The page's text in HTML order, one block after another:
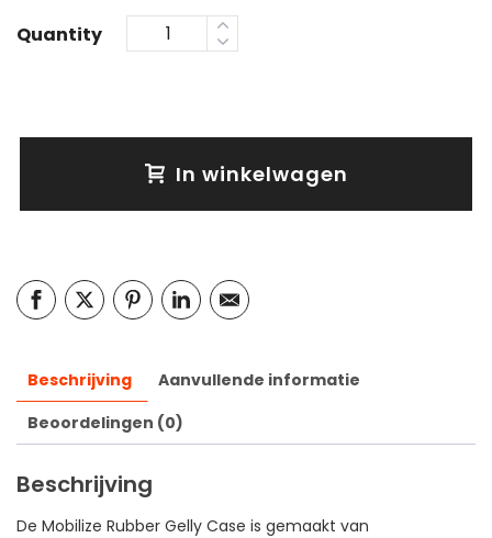
Quantity
In winkelwagen
Beschrijving
Aanvullende informatie
Beoordelingen (0)
Beschrijving
De Mobilize Rubber Gelly Case is gemaakt van